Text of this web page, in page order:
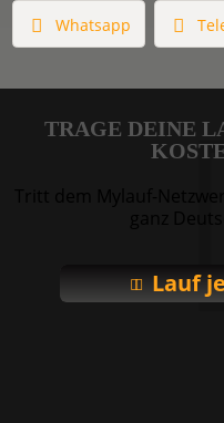
Whatsapp
TRAGE DEINE
Lauf